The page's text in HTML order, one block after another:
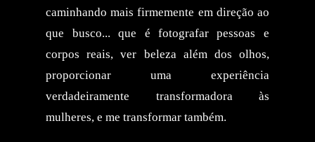
caminhando mais firmemente em direção ao
que busco... que é fotografar pessoas e
corpos reais, ver beleza além dos olhos,
proporcionar uma experiência
verdadeiramente transformadora às
mulheres, e me transformar também.